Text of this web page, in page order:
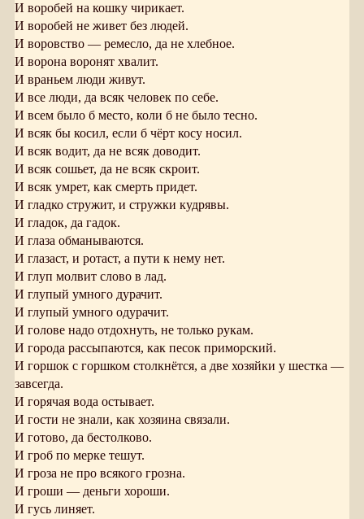
И воробей на кошку чирикает.
И воробей не живет без людей.
И воровство — ремесло, да не хлебное.
И ворона воронят хвалит.
И враньем люди живут.
И все люди, да всяк человек по себе.
И всем было б место, коли б не было тесно.
И всяк бы косил, если б чёрт косу носил.
И всяк водит, да не всяк доводит.
И всяк сошьет, да не всяк скроит.
И всяк умрет, как смерть придет.
И гладко стружит, и стружки кудрявы.
И гладок, да гадок.
И глаза обманываются.
И глазаст, и ротаст, а пути к нему нет.
И глуп молвит слово в лад.
И глупый умного дурачит.
И глупый умного одурачит.
И голове надо отдохнуть, не только рукам.
И города рассыпаются, как песок приморский.
И горшок с горшком столкнётся, а две хозяйки у шестка —
завсегда.
И горячая вода остывает.
И гости не знали, как хозяина связали.
И готово, да бестолково.
И гроб по мерке тешут.
И гроза не про всякого грозна.
И гроши — деньги хороши.
И гусь линяет.